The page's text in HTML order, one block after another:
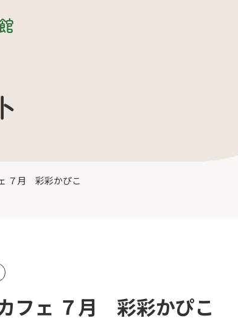
７月 彩彩かぴこ
フェ ７月 彩彩かぴこ